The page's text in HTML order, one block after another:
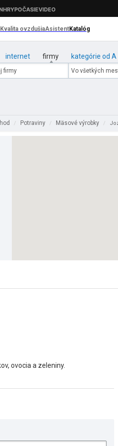
internet firmy kategórie od A
/ Potraviny / Mäsové výrobky /
ovocia a zeleniny.